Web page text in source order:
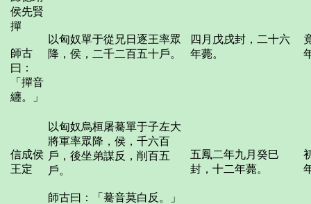
侯先賢
撣
師古
曰：
「撣音
纏。」
以匈奴單于從兄日逐王率眾
降，侯，二千二百五十戶。
四月戊戌封，二十六
年薨。
信成侯
王定
以匈奴烏桓屠驀單于子左大
將軍率眾降，侯，千六百
戶，後坐弟謀反，削百五
戶。
師古曰：「驀音莫白反。」
五鳳二年九月癸巳
封，十二年薨。